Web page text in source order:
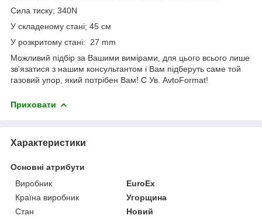
Сила тиску; 340N
У складеному стані; 45 см
У розкритому стані: 27 mm
Можливий підбір за Вашими вимірами, для цього всього лише
зв'язатися з нашим консультантом і Вам підберуть саме той
газовий упор, який потрібен Вам! С Ув. AvtoFormat!
Приховати
Характеристики
Основні атрибути
Виробник
EuroEx
Країна виробник
Угорщина
Стан
Новий